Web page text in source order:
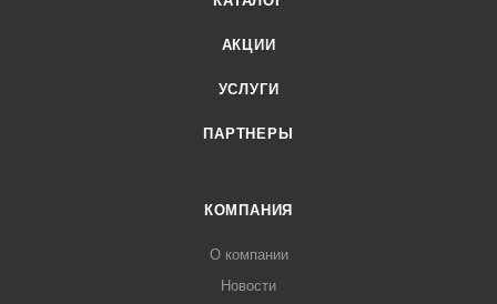
АКЦИИ
УСЛУГИ
ПАРТНЕРЫ
КОМПАНИЯ
О компании
Новости